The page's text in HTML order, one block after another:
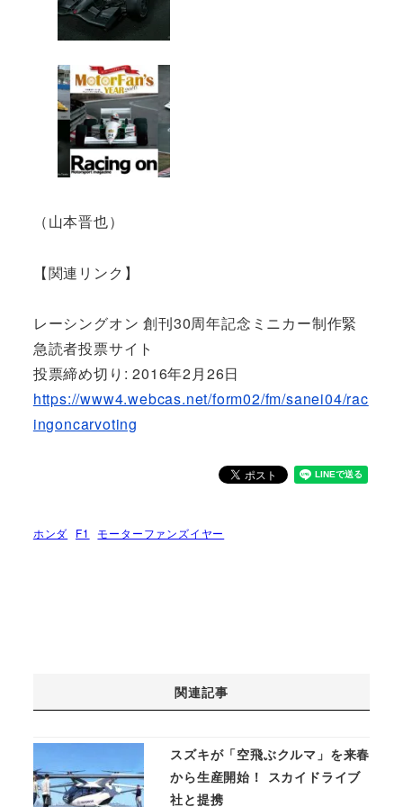
（山本晋也）
【関連リンク】
レーシングオン 創刊30周年記念ミニカー制作緊
急読者投票サイト
投票締め切り: 2016年2月26日
https://www4.webcas.net/form02/fm/sanei04/rac
ingoncarvoting
ホンダ F1 モーターファンズイヤー
関連記事
スズキが「空飛ぶクルマ」を来春
から生産開始！ スカイドライブ
社と提携